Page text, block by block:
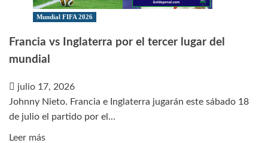
Mundial FIFA 2026
Francia vs Inglaterra por el tercer lugar del
mundial
julio 17, 2026
Johnny Nieto. Francia e Inglaterra jugarán este sábado 18
de julio el partido por el...
Leer másLeer